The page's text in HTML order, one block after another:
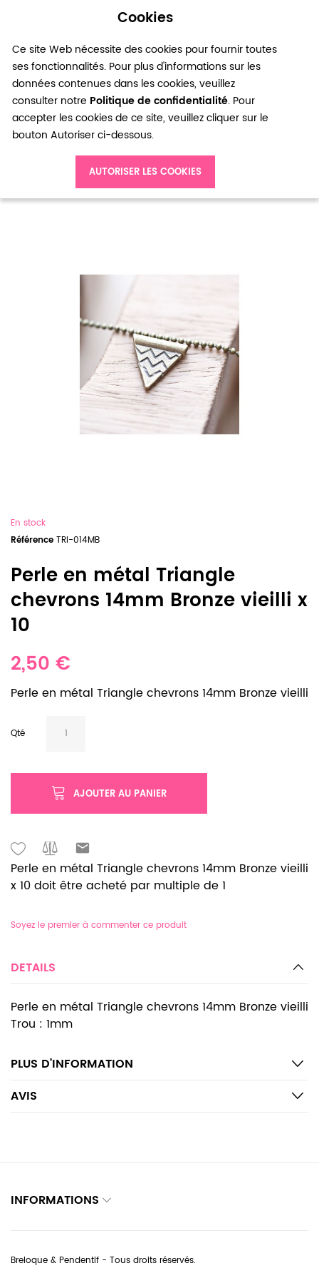
Cookies
Ce site Web nécessite des cookies pour fournir toutes
ses fonctionnalités. Pour plus d'informations sur les
données contenues dans les cookies, veuillez
consulter notre Politique de confidentialité. Pour
accepter les cookies de ce site, veuillez cliquer sur le
bouton Autoriser ci-dessous.
AUTORISER LES COOKIES
0
Perle en métal Triangle chevrons 14mm Bronze vieilli x 10
En stock
Référence TRI-014MB
Perle en métal Triangle
chevrons 14mm Bronze vieilli x
10
2,50 €
Perle en métal Triangle chevrons 14mm Bronze vieilli
Qté
AJOUTER AU PANIER
Perle en métal Triangle chevrons 14mm Bronze vieilli
x 10 doit être acheté par multiple de 1
Soyez le premier à commenter ce produit
DETAILS
Perle en métal Triangle chevrons 14mm Bronze vieilli
Trou : 1mm
PLUS D’INFORMATION
AVIS
INFORMATIONS
Breloque & Pendentif - Tous droits réservés.